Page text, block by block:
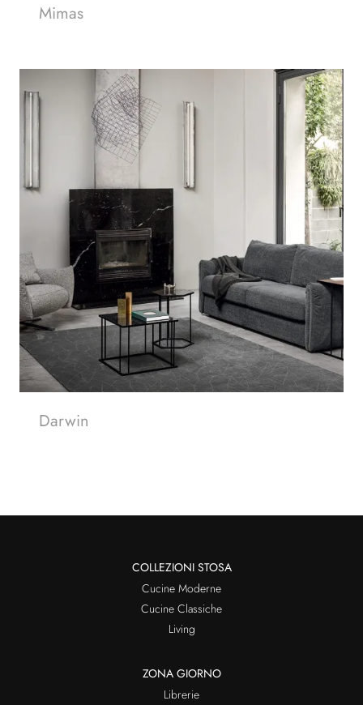
Mimas
Darwin
COLLEZIONI STOSA
Cucine Moderne
Cucine Classiche
Living
ZONA GIORNO
Librerie